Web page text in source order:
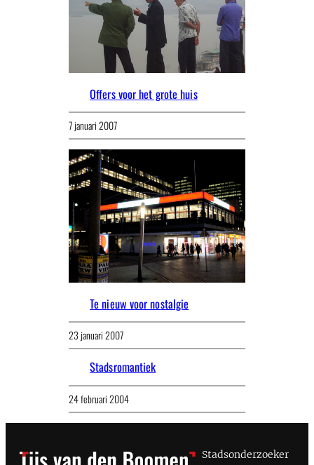
Offers voor het grote huis
7 januari 2007
Te nieuw voor nostalgie
23 januari 2007
Stadsromantiek
24 februari 2004
Stadsonderzoeker